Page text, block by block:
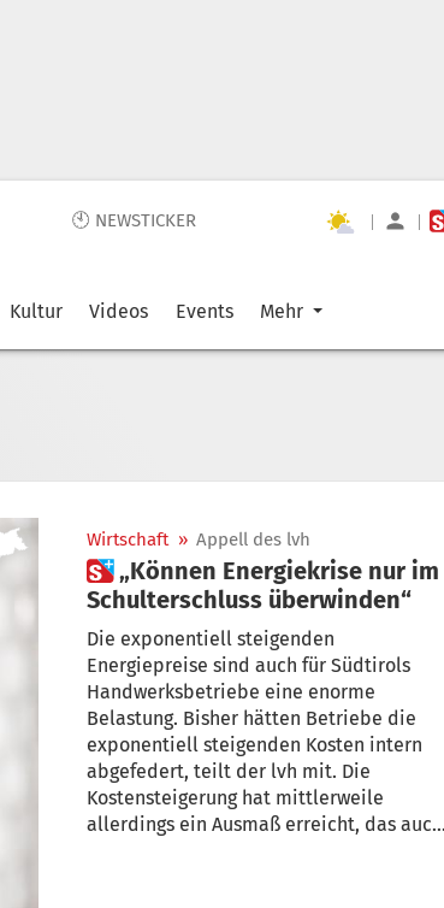
🕙 NEWSTICKER | |
Kultur Videos Events Mehr
Wirtschaft » Appell des lvh
 „Können Energiekrise nur im
Schulterschluss überwinden“
Die exponentiell steigenden
Energiepreise sind auch für Südtirols
Handwerksbetriebe eine enorme
Belastung. Bisher hätten Betriebe die
exponentiell steigenden Kosten intern
abgefedert, teilt der lvh mit. Die
Kostensteigerung hat mittlerweile
allerdings ein Ausmaß erreicht, das auch